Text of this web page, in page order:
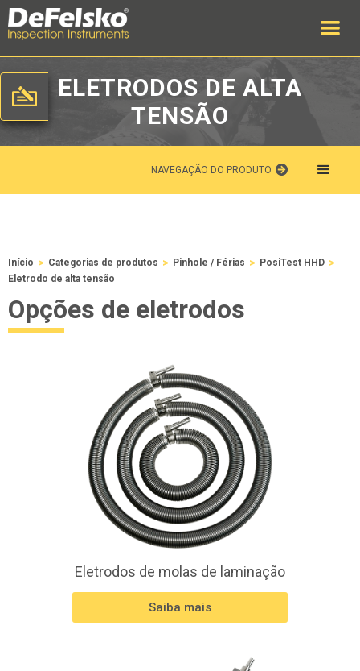
ELETRODOS DE ALTA
TENSÃO
NAVEGAÇÃO DO PRODUTO
Início > Categorias de produtos > Pinhole / Férias > PosiTest HHD >
Eletrodo de alta tensão
Opções de eletrodos
Eletrodos de molas de laminação
Saiba mais